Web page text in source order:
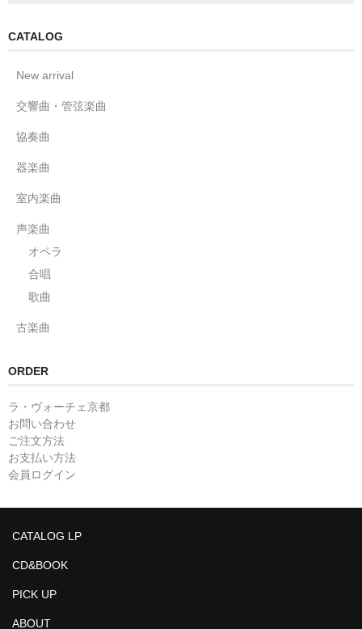
CATALOG
New arrival
交響曲・管弦楽曲
協奏曲
器楽曲
室内楽曲
声楽曲
オペラ
合唱
歌曲
古楽曲
ORDER
ラ・ヴォーチェ京都
お問い合わせ
ご注文方法
お支払い方法
会員ログイン
CATALOG LP
CD&BOOK
PICK UP
ABOUT